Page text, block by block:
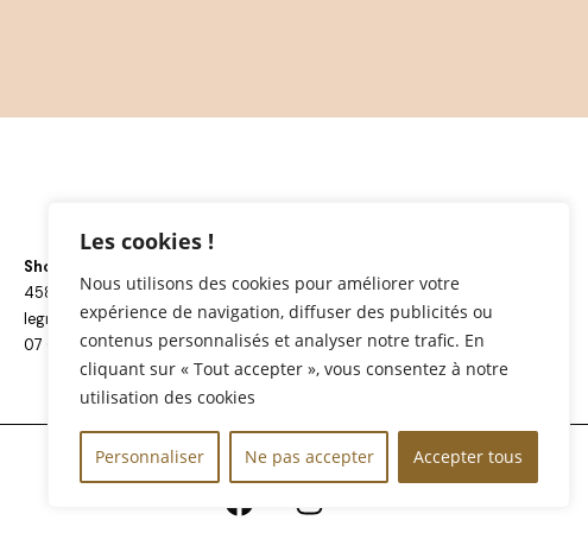
Les cookies !
Nous utilisons des cookies pour améliorer votre
expérience de navigation, diffuser des publicités ou
contenus personnalisés et analyser notre trafic. En
cliquant sur « Tout accepter », vous consentez à notre
utilisation des cookies
Personnaliser Ne pas accepter Accepter tous
Showroom ouvert : du Lundi au Vendredi de 9h à 17h
4581 Côte de Mirabel – 82130 L’Honor-de-Cos
legnovini@gmail.com
07 66 55 67 72